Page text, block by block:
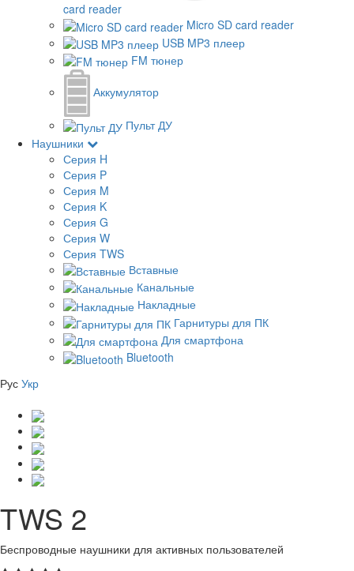
card reader
Micro SD card reader
USB MP3 плеер
FM тюнер
Аккумулятор
Пульт ДУ
Наушники
Серия H
Серия P
Серия M
Серия K
Серия G
Серия W
Серия TWS
Вставные
Канальные
Накладные
Гарнитуры для ПК
Для смартфона
Bluetooth
Рус Укр
TWS 2
Беспроводные наушники для активных пользователей